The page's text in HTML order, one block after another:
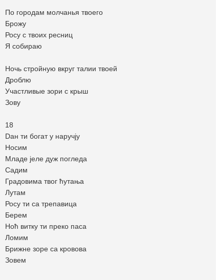
По городам молчанья твоего
Брожу
Росу с твоих ресниц
Я собираю
Ночь стройную вкруг талии твоей
Дроблю
Участливые зори с крыш
Зову
18
Dан ти богат у наручју
Носим
Младе јеле дуж погледа
Садим
Градовима твог ћутања
Лутам
Росу ти са трепавица
Берем
Ноћ витку ти преко паса
Ломим
Брижне зоре са кровова
Зовем